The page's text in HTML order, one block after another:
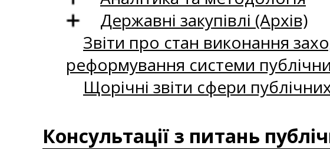
Державні закупівлі (Архів)
Звіти про стан виконання
реформування системи
Щорічні звіти сфери
Консультації з питань